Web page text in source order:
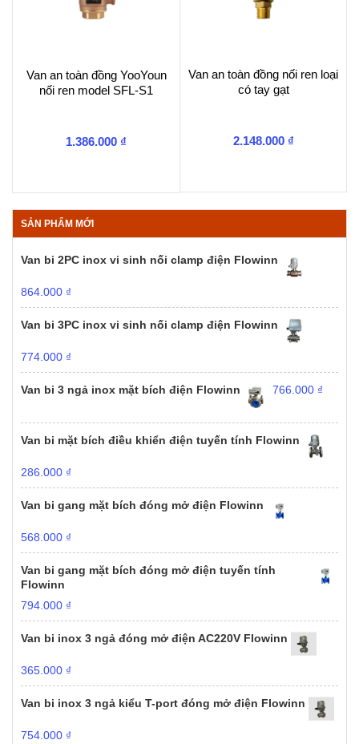
Van an toàn đồng YooYoun
nối ren model SFL-S1
1.386.000 ₫
Van an toàn đồng nối ren loại
có tay gạt
2.148.000 ₫
SẢN PHẨM MỚI
Van bi 2PC inox vi sinh nối clamp điện Flowinn
864.000 ₫
Van bi 3PC inox vi sinh nối clamp điện Flowinn
774.000 ₫
Van bi 3 ngả inox mặt bích điện Flowinn 766.000 ₫
Van bi mặt bích điều khiển điện tuyến tính Flowinn
286.000 ₫
Van bi gang mặt bích đóng mở điện Flowinn
568.000 ₫
Van bi gang mặt bích đóng mở điện tuyến tính
Flowinn
794.000 ₫
Van bi inox 3 ngả đóng mở điện AC220V Flowinn
365.000 ₫
Van bi inox 3 ngả kiểu T-port đóng mở điện Flowinn
754.000 ₫